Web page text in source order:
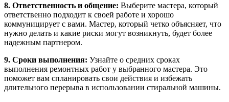
8. Ответственность и общение: Выберите мастера, который
ответственно подходит к своей работе и хорошо
коммуницирует с вами. Мастер, который четко объясняет, что
нужно делать и какие риски могут возникнуть, будет более
надежным партнером.
9. Сроки выполнения: Узнайте о средних сроках
выполнения ремонтных работ у выбранного мастера. Это
поможет вам спланировать свои действия и избежать
длительного перерыва в использовании стиральной машины.